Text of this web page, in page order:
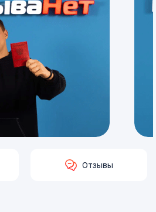
Отзывы